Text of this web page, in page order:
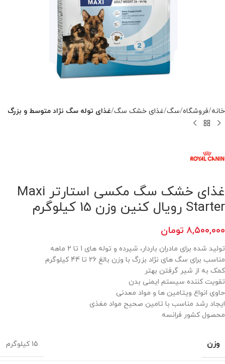
خانه فروشگاه سگ غذای خشک سگ غذای توله سگ نژاد متوسط و بزرگ
غذای خشک سگ مکسی استارتر Maxi
Starter رویال کنین وزن 15 کیلوگرم
۸,۵۰۰,۰۰۰ تومان
تولید شده برای مادران باردار، شیرده و توله های 1 تا 2 ماهه
مناسب برای سگ های نژاد بزرگ با وزن بالغ 26 تا 44 کیلوگرم
کمک به از شیر گرفتن بهتر
تقویت کننده سیستم ایمنی بدن
حاوی انواع ویتامین ها و مواد معدنی
ایجاد رشد مناسب با تامین صحیح مواد مغذی
محصول کشور فرانسه
وزن 15 کیلوگرم